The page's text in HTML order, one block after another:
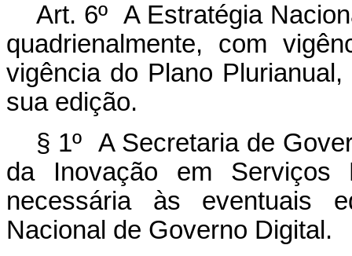
Art. 6º A Estratégia
quadrienalmente, com
vigência do Plano
sua edição.
§ 1º A Secretaria de
da Inovação em Serviços
necessária às eventuais
Nacional de Governo Digital.